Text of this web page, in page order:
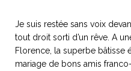
NOS ARTICLES
Je suis restée sans voix
tout droit sorti d’un rêve. A
Florence, la superbe bâtisse
mariage de bons amis